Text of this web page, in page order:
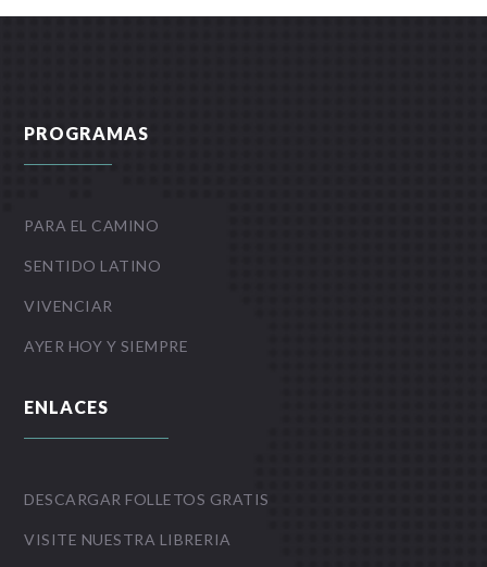
PROGRAMAS
PARA EL CAMINO
SENTIDO LATINO
VIVENCIAR
AYER HOY Y SIEMPRE
ENLACES
DESCARGAR FOLLETOS GRATIS
VISITE NUESTRA LIBRERIA